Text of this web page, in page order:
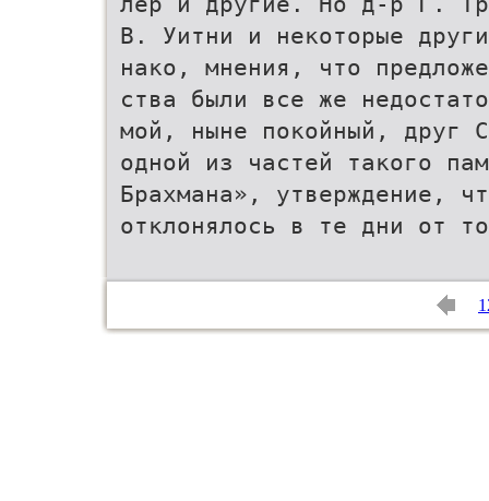
В. Уитни и некоторые
нако, мнения, что
ства были все же
мой, ныне покойный, друг
одной из частей такого
Брахмана», утверждение,
отклонялось в те дни от